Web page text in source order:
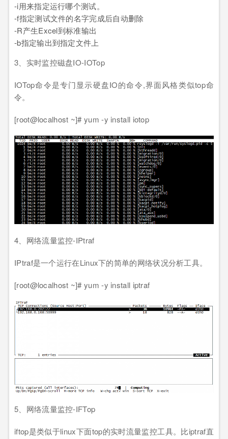
-i用来指定运行哪个测试。
-f指定测试文件的名字完成后自动删除
-R产生Excel到标准输出
-b指定输出到指定文件上
3、实时监控磁盘IO-IOTop
IOTop命令是专门显示硬盘IO的命令,界面风格类似top命
令。
[root@localhost ~]# yum -y install iotop
4、网络流量监控-IPtraf
IPtraf是一个运行在Linux下的简单的网络状况分析工具。
[root@localhost ~]# yum -y install iptraf
5、网络流量监控-IFTop
iftop是类似于linux下面top的实时流量监控工具。比iptraf直